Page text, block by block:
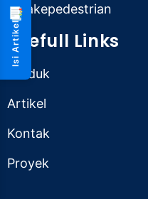
📑
Isi Artikel
Futakepedestrian
Usefull Links
Produk
Artikel
Kontak
Proyek